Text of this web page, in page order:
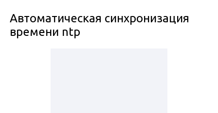
Автоматическая синхронизация
времени ntp